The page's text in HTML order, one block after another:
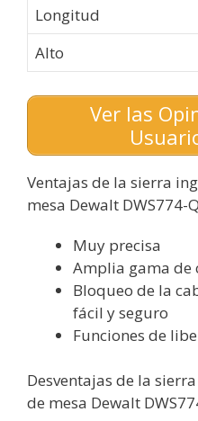
Longitud
Alto
Ver las
Ventajas de la sierra
mesa Dewalt DWS774-
Muy precisa
Amplia gama de
Bloqueo de la
fácil y seguro
Funciones de
Desventajas de la
de mesa Dewalt